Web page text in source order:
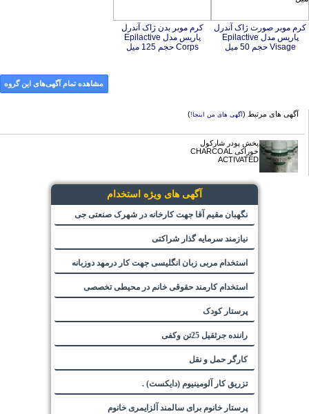
کرم موبر صورت ژاک آندرل
پاریس مدل Epilactive
Visage حجم 50 میل
کرم موبر بدن ژاک آندرل
پاریس مدل Epilactive
Corps حجم 125 میل
مشاهده تمام آگهی‌های این گروه
آگهی های مرتبط (آگهی های من اینجا!)
پخش پودر شارکول
خوراکی CHARCOAL
ACTIVATED
آگهی های ویژه استخدام
نگهبان مقیم آقا جهت کارخانه در شهرک صنعتی جی
نیازمند سرمایه گذار شراکتی
استخدام مربی زبان انگلیسی جهت کار درمهد دوزبانه
استخدام کارمند حقوقی خانم در محیطی تخصصی
پرستار کودک
راننده جرثقیل 25تن وکفی
کارگر حمل و نقل
تزریق کار آلومینیوم (دایکست) .
پرستار خانوم برای سالمند آلزایمری خانوم